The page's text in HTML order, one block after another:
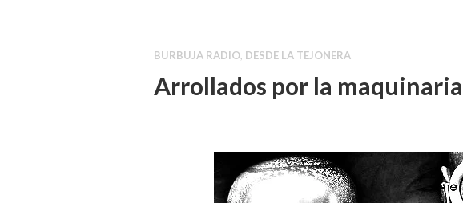
BURBUJA RADIO, DESDE LA TEJONERA
Arrollados por la